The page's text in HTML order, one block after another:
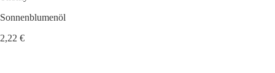
Sonnenblumenöl
2,22 €